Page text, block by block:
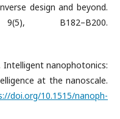
design and beyond.
B182–B200.
Intelligent nanophotonics:
at the nanoscale.
doi.org/10.1515/nanoph-